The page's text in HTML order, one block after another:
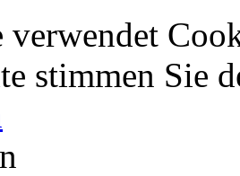
verwendet
stimmen Sie